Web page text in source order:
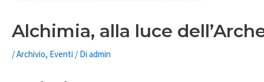
Alchimia, alla luce
/Archivio, Eventi / Di admin